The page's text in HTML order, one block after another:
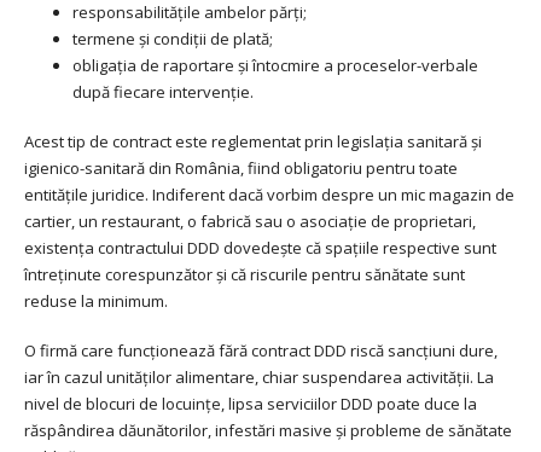
responsabilitățile ambelor părți;
termene și condiții de plată;
obligația de raportare și întocmire a proceselor-verbale
după fiecare intervenție.
Acest tip de contract este reglementat prin legislația sanitară și
igienico-sanitară din România, fiind obligatoriu pentru toate
entitățile juridice. Indiferent dacă vorbim despre un mic magazin de
cartier, un restaurant, o fabrică sau o asociație de proprietari,
existența contractului DDD dovedește că spațiile respective sunt
întreținute corespunzător și că riscurile pentru sănătate sunt
reduse la minimum.
O firmă care funcționează fără contract DDD riscă sancțiuni dure,
iar în cazul unităților alimentare, chiar suspendarea activității. La
nivel de blocuri de locuințe, lipsa serviciilor DDD poate duce la
răspândirea dăunătorilor, infestări masive și probleme de sănătate